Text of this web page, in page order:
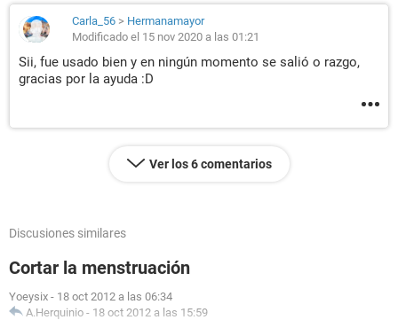
Carla_56 > Hermanamayor
Modificado el 15 nov 2020 a las 01:21
Sii, fue usado bien y en ningún momento se salió o razgo,
gracias por la ayuda :D
Ver los 6 comentarios
Discusiones similares
Cortar la menstruación
Yoeysix - 18 oct 2012 a las 06:34
A.Herquinio - 18 oct 2012 a las 15:59